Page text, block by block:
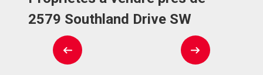
2579 Southland Drive SW